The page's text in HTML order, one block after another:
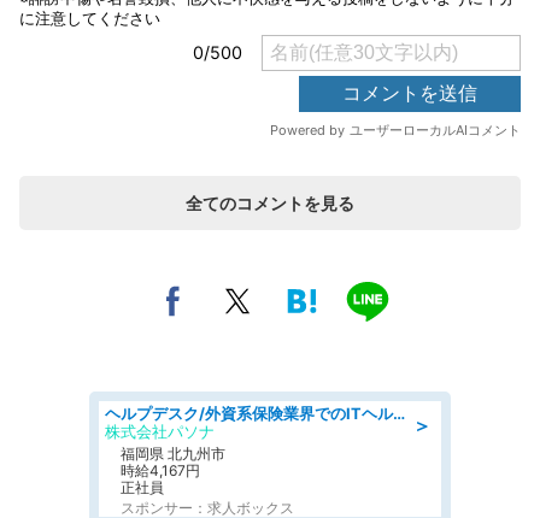
全てのコメントを見る
＞
ヘルプデスク/外資系保険業界でのITヘルプデスク業務/駅近/即日勤務可/ヘルプデスク
株式会社パソナ
福岡県 北九州市
時給4,167円
正社員
スポンサー：求人ボックス